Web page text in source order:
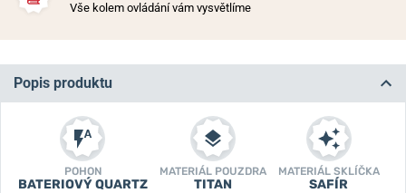
Vše kolem ovládání vám vysvětlíme
Popis produktu
POHON
BATERIOVÝ QUARTZ
MATERIÁL POUZDRA
TITAN
MATERIÁL SKLÍČKA
SAFÍR